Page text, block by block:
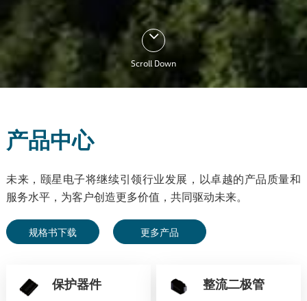
Scroll Down
产品中心
未来，颐星电子将继续引领行业发展，以卓越的产品质量和
服务水平，为客户创造更多价值，共同驱动未来。
规格书下载 更多产品
保护器件 整流二极管